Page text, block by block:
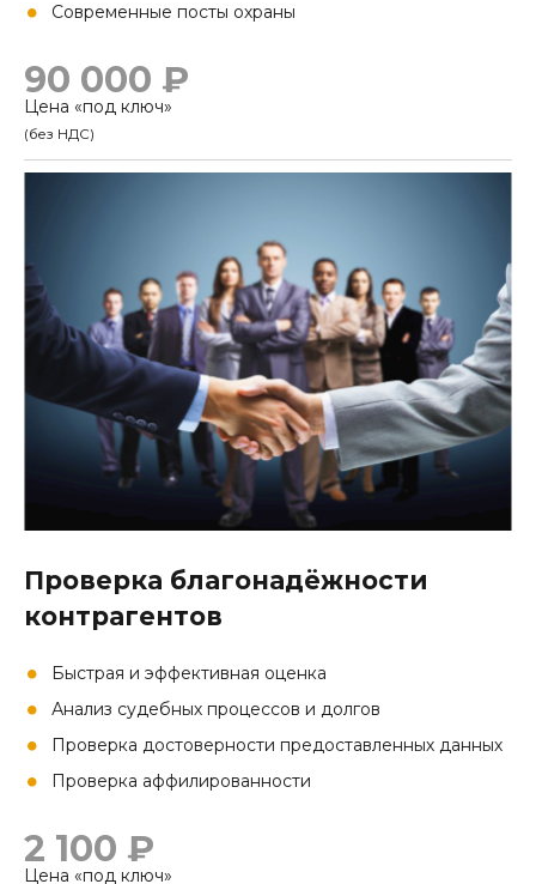
Современные посты охраны
90 000 ₽
Цена «под ключ»
(без НДС)
Проверка благонадёжности
контрагентов
Быстрая и эффективная оценка
Анализ судебных процессов и долгов
Проверка достоверности предоставленных данных
Проверка аффилированности
2 100 ₽
Цена «под ключ»